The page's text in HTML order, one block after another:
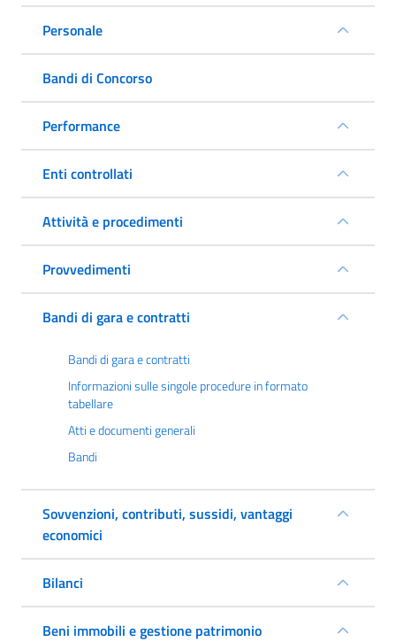
Personale
Bandi di Concorso
Performance
Enti controllati
Attività e procedimenti
Provvedimenti
Bandi di gara e contratti
Bandi di gara e contratti
Informazioni sulle singole procedure in formato
tabellare
Atti e documenti generali
Bandi
Sovvenzioni, contributi, sussidi, vantaggi
economici
Bilanci
Beni immobili e gestione patrimonio